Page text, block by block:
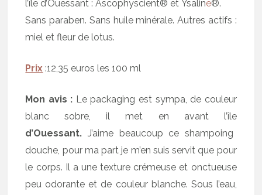
l’île d’Ouessant : Ascophyscient® et Ysaline®.
Sans paraben. Sans huile minérale. Autres actifs :
miel et fleur de lotus.
Prix :12,35 euros les 100 ml
Mon avis : Le packaging est sympa, de couleur
blanc sobre, il met en avant
l’île
d’Ouessant.J’aime beaucoup ce shampoing
douche, pour ma part je m’en suis servit que pour
le corps. Il a une texture crémeuse et onctueuse
peu odorante et de couleur blanche. Sous l’eau,